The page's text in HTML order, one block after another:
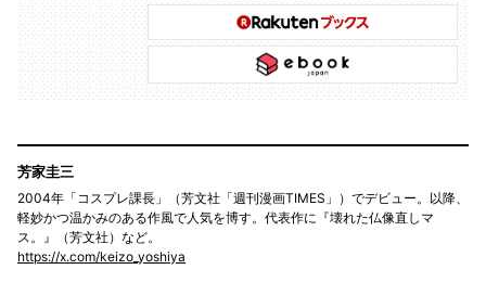
芳家圭三
2004年「コスプレ課長」（芳文社「週刊漫画TIMES」）でデビュー。以降、
軽妙かつ温かみのある作風で人気を博す。代表作に『壊れた仏像直しマ
ス。』（芳文社）など。
https://x.com/keizo_yoshiya